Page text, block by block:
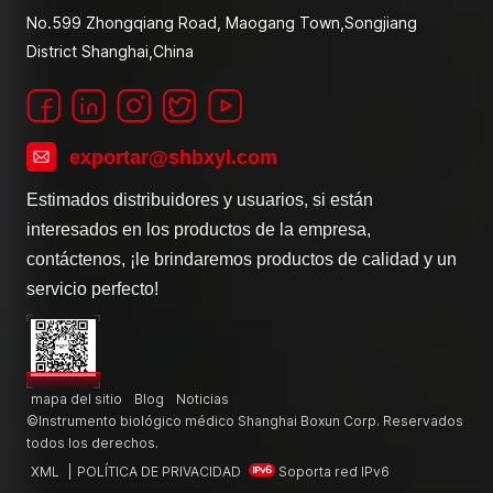
No.599 Zhongqiang Road, Maogang Town,Songjiang
District Shanghai,China
exportar@shbxyl.com
Estimados distribuidores y usuarios, si están
interesados en los productos de la empresa,
contáctenos, ¡le brindaremos productos de calidad y un
servicio perfecto!
mapa del sitio Blog
Noticias
©Instrumento biológico médico Shanghai Boxun Corp. Reservados
todos los derechos.
XML
POLÍTICA DE PRIVACIDAD Soporta red IPv6